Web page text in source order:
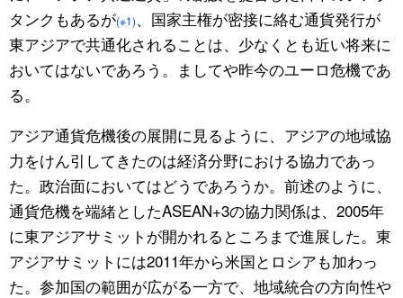
タンクもあるが(※1)、国家主権が密接に絡む通貨発行が
東アジアで共通化されることは、少なくとも近い将来に
おいてはないであろう。ましてや昨今のユーロ危機であ
る。
アジア通貨危機後の展開に見るように、アジアの地域協
力をけん引してきたのは経済分野における協力であっ
た。政治面においてはどうであろうか。前述のように、
通貨危機を端緒としたASEAN+3の協力関係は、2005年
に東アジアサミットが開かれるところまで進展した。東
アジアサミットには2011年から米国とロシアも加わっ
た。参加国の範囲が広がる一方で、地域統合の方向性や